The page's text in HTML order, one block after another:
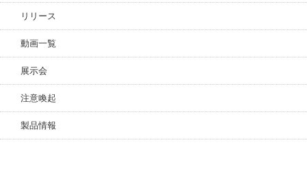
リリース
動画一覧
展示会
注意喚起
製品情報